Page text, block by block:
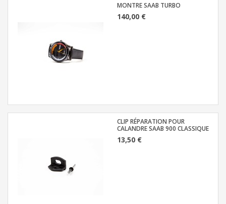
MONTRE SAAB TURBO
140,00 €
CLIP RÉPARATION POUR
CALANDRE SAAB 900 CLASSIQUE
13,50 €